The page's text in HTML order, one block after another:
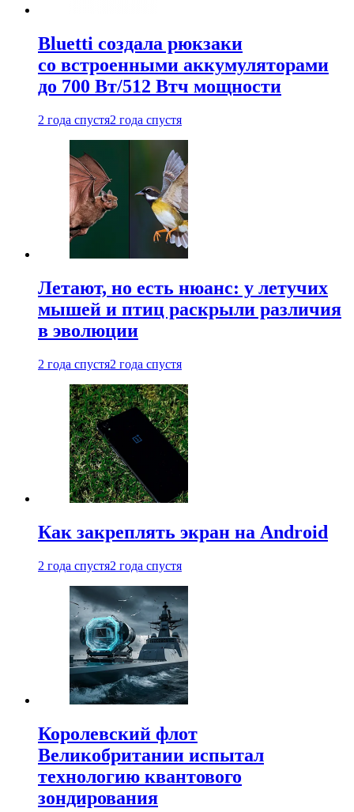
Bluetti создала рюкзаки
со встроенными аккумуляторами
до 700 Вт/512 Втч мощности
2 года спустя2 года спустя
Летают, но есть нюанс: у летучих
мышей и птиц раскрыли различия
в эволюции
2 года спустя2 года спустя
Как закреплять экран на Android
2 года спустя2 года спустя
Королевский флот
Великобритании испытал
технологию квантового
зондирования